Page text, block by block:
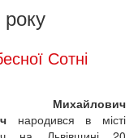
Сотні
Михайлович
народився в місті